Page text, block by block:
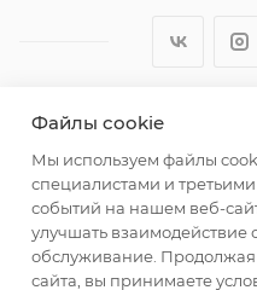
2026 © ООО
Любая информация на
характер и не
определяемой
Гражданского
Использование любых
Файлы cookie
Мы используем файлы
специалистами и
событий на нашем веб-
улучшать взаимодействие
обслуживание.
сайта, вы принимаете